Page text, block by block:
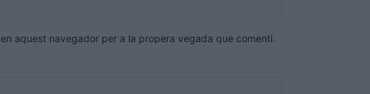
aquest navegador per a la propera vegada que comenti.